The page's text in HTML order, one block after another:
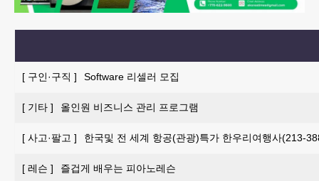
[ 구인·구직 ] Software 리셀러 모집
[ 기타 ] 올인원 비즈니스 관리 프로그램
[ 사고·팔고 ] 한국및 전 세계 항공(관광)특가 한우리여행사(213-
[ 레슨 ] 즐겁게 배우는 피아노레슨